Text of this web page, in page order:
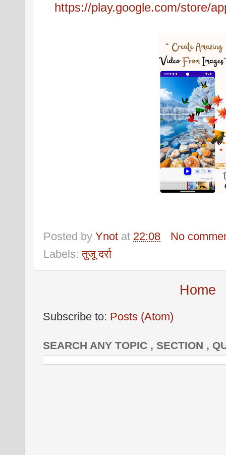
https://play.google.com/store/
Posted by Ynot at 22:08
No
Labels:तुजू दर्रा
Home
Subscribe to: Posts (Atom)
SEARCH ANY TOPIC , SECTION ,